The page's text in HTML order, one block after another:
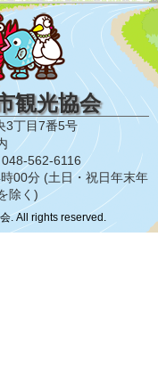
観光協会
3丁目7番5号
562-6116
00分 (土日・祝日年末年
除く)
. All rights reserved.